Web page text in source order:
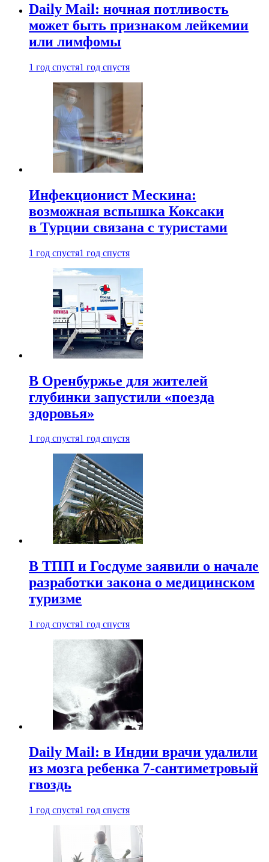
Daily Mail: ночная потливость
может быть признаком лейкемии
или лимфомы
1 год спустя1 год спустя
Инфекционист Мескина:
возможная вспышка Коксаки
в Турции связана с туристами
1 год спустя1 год спустя
В Оренбуржье для жителей
глубинки запустили «поезда
здоровья»
1 год спустя1 год спустя
В ТПП и Госдуме заявили о начале
разработки закона о медицинском
туризме
1 год спустя1 год спустя
Daily Mail: в Индии врачи удалили
из мозга ребенка 7-сантиметровый
гвоздь
1 год спустя1 год спустя